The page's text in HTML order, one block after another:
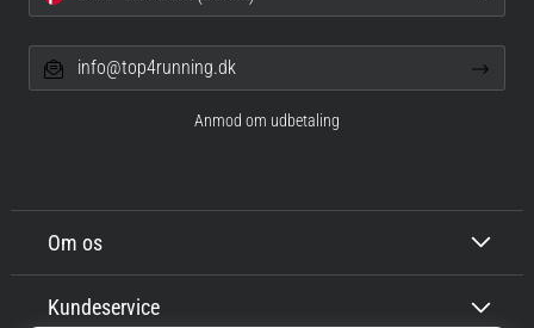
Om os
Kundeservice
info@top4running.dk
Anmod om udbetaling